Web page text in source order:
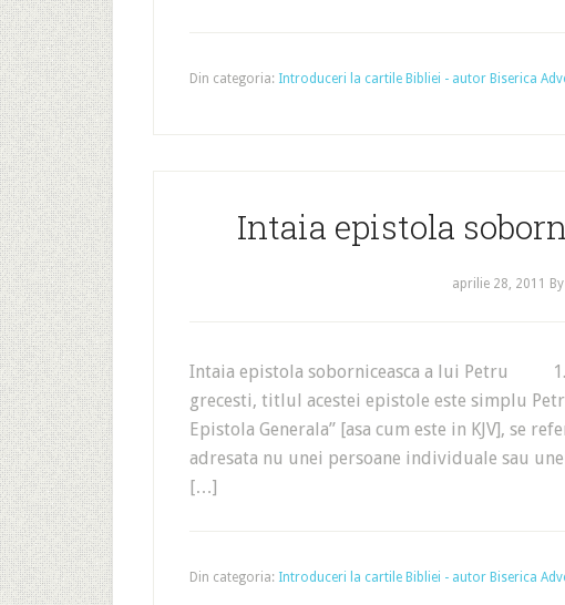
Din categoria: Introduceri la cartile Bibliei - autor Biserica
Intaia epistola
aprilie 28, 2011 By
Intaia epistola soborniceasca a lui Petru 1.
grecesti, titlul acestei epistole este simplu
Epistola Generala” [asa cum este in KJV], se
adresata nu unei persoane individuale sau
[…]
Din categoria: Introduceri la cartile Bibliei - autor Biserica